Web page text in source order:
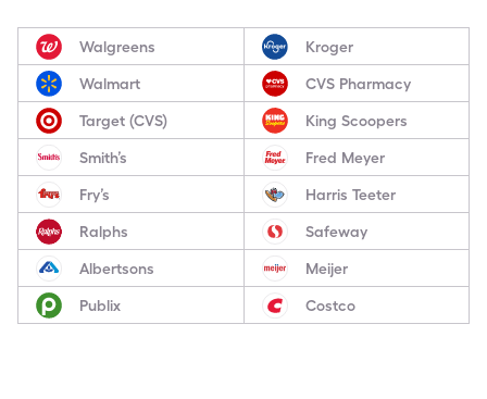
Walgreens Kroger
Walmart CVS Pharmacy
Target (CVS) King Scoopers
Smith’s Fred Meyer
Fry’s Harris Teeter
Ralphs Safeway
Albertsons Meijer
Publix Costco